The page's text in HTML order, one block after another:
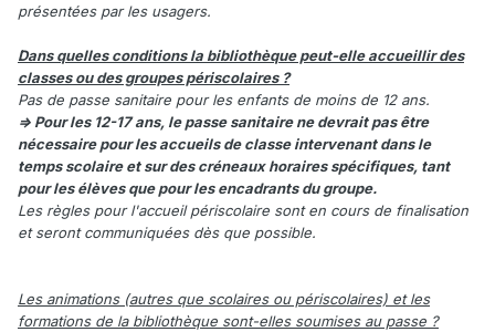
présentées par les usagers.
Dans quelles conditions la bibliothèque peut-elle accueillir des
classes ou des groupes périscolaires ?
Pas de passe sanitaire pour les enfants de moins de 12 ans.
=> Pour les 12-17 ans, le passe sanitaire ne devrait pas être
nécessaire pour les accueils de classe intervenant dans le
temps scolaire et sur des créneaux horaires spécifiques, tant
pour les élèves que pour les encadrants du groupe.
Les règles pour l'accueil périscolaire sont en cours de finalisation
et seront communiquées dès que possible.
Les animations (autres que scolaires ou périscolaires) et les
formations de la bibliothèque sont-elles soumises au passe ?